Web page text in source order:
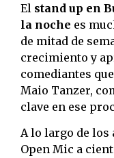
El stand up en
la noche es
de mitad de
crecimiento y
comediantes
Maio Tanzer,
clave en ese
A lo largo de los
Open Mic a